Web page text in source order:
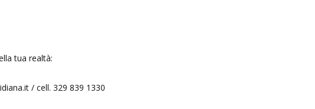
tua realtà:
/ cell. 329 839 1330